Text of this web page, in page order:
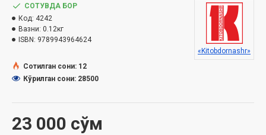
23 000 сўм
СОТУВДА БОР
Код: 4242
Вазни: 0.12кг
ISBN: 9789943964624
«Kitobdornashr»
Сотилган сони: 12
Кўрилган сони: 28500